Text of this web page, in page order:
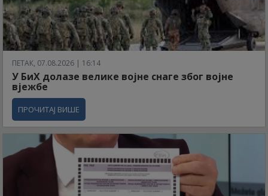
ПЕТАК, 07.08.2026 | 16:14
У БиХ долазе велике војне снаге због војне
вјежбе
ПРОЧИТАЈ ВИШЕ